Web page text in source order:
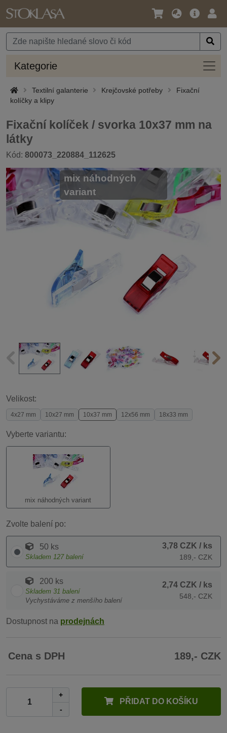
Jazyk
Měna
Hlavní
Kategorie
Textilní galanterie Krejčovské potřeby
Fixační
kolíčky a klipy
Fixační kolíček / svorka 10x37 mm na
látky
Kód: 800073_220884_112625
mix náhodných
variant
Velikost:
4x27 mm 10x27 mm 10x37 mm 12x56 mm 18x33 mm
Vyberte variantu:
mix náhodných variant
Zvolte balení po:
50 ks
Skladem 127 balení
3,78 CZK / ks
189,- CZK
200 ks
Skladem 31 balení
Vychystáváme z menšího balení
2,74 CZK / ks
548,- CZK
Dostupnost na prodejnách
Cena s DPH 189,- CZK
+
-
PŘIDAT DO KOŠÍKU